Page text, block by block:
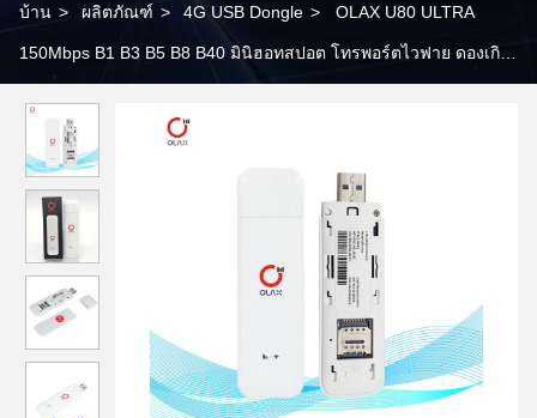
บ้าน > ผลิตภัณฑ์ > 4G USB Dongle > OLAX U80 ULTRA
150Mbps B1 B3 B5 B8 B40 มินิฮอทสปอต โทรพอร์ตไวฟาย ดองเกิล